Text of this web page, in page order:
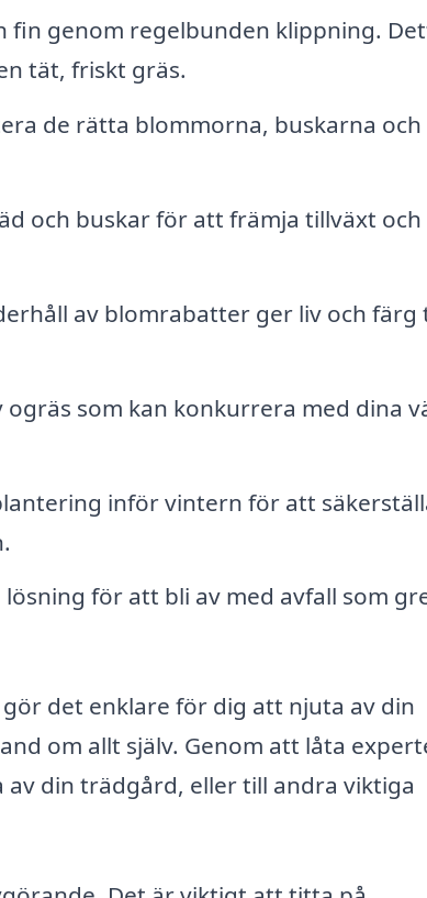
fin genom regelbunden klippning.
tät, friskt gräs.
de rätta blommorna, buskarna och
och buskar för att främja tillväxt och
av blomrabatter ger liv och färg
som kan konkurrera med dina
inför vintern för att
lösning för att bli av med avfall som
gör det enklare för dig att njuta av din
om allt själv. Genom att låta
din trädgård, eller till andra viktiga